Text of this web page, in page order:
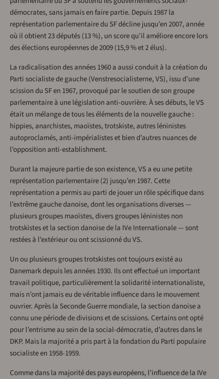
démocrates, sans jamais en faire partie. Depuis 1987 la
représentation parlementaire du SF décline jusqu’en 2007, année
où il obtient 23 députés (13 %), un score qu’il améliore encore lors
des élections européennes de 2009 (15,9 % et 2 élus).
La radicalisation des années 1960 a aussi conduit à la création du
Parti socialiste de gauche (Venstresocialisterne, VS), issu d’une
scission du SF en 1967, provoqué par le soutien de son groupe
parlementaire à une législation anti-ouvrière. À ses débuts, le VS
était un mélange de tous les éléments de la nouvelle gauche :
hippies, anarchistes, maoïstes, trotskiste, autres léninistes
autoproclamés, anti-impérialistes et bien d’autres nuances de
l’opposition anti-establishment.
Durant la majeure partie de son existence, VS a eu une petite
représentation parlementaire (2) jusqu’en 1987. Cette
représentation a permis au parti de jouer un rôle spécifique dans
l’extrême gauche danoise, dont les organisations diverses —
plusieurs groupes maoïstes, divers groupes léninistes non
trotskistes et la section danoise de la IVe Internationale — sont
restées à l’extérieur ou ont scissionné du VS.
Un ou plusieurs groupes trotskistes ont toujours existé au
Danemark depuis les années 1930. Ils ont effectué un important
travail politique, particulièrement la solidarité internationaliste,
mais n’ont jamais eu de véritable influence dans le mouvement
ouvrier. Après la Seconde Guerre mondiale, la section danoise a
connu une période de divisions et de scissions. Certains ont opté
pour l’entrisme au sein de la social-démocratie, d’autres dans le
DKP. Mais la majorité a pris part à la fondation du Parti populaire
socialiste en 1958-1959.
Comme dans la majorité des pays européens, l’influence de la IVe